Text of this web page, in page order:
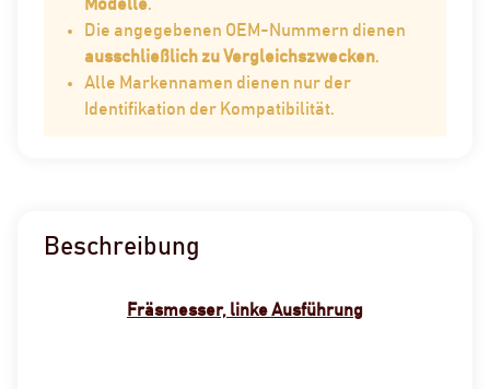
Modelle.
Die angegebenen OEM-Nummern dienen
ausschließlich zu Vergleichszwecken.
Alle Markennamen dienen nur der
Identifikation der Kompatibilität.
Beschreibung
Fräsmesser, linke Ausführung